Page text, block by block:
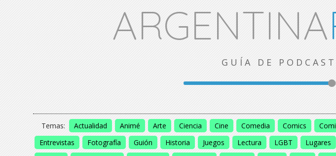
ARGENTINA
GUÍA DE
Temas: Actualidad Animé Arte Ciencia Cine Comedia Comics
Entrevistas
Fotografía Guión Historia Juegos Lectura LGBT Lugares